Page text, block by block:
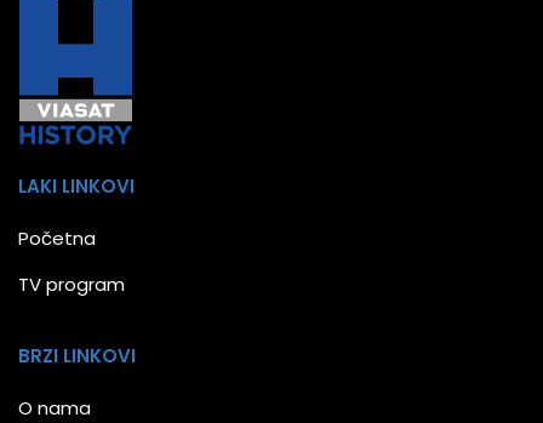
LAKI LINKOVI
Početna
TV program
BRZI LINKOVI
O nama